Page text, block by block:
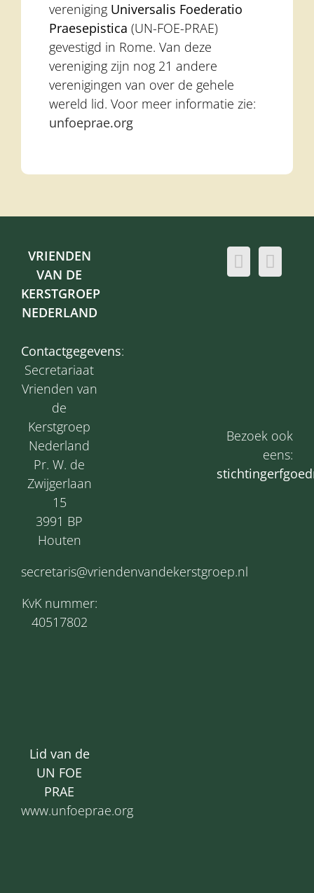
vereniging Universalis Foederatio
Praesepistica (UN-FOE-PRAE)
gevestigd in Rome. Van deze
vereniging zijn nog 21 andere
verenigingen van over de gehele
wereld lid. Voor meer informatie zie:
unfoeprae.org
VRIENDEN
VAN DE
KERSTGROEP
NEDERLAND
Contactgegevens:
Secretariaat
Vrienden van
de
Kerstgroep
Nederland
Pr. W. de
Zwijgerlaan
15
3991 BP
Houten
secretaris@vriendenvandekerstgroep.nl
KvK nummer:
40517802
Lid van de
UN FOE
PRAE
www.unfoeprae.org
Bezoek ook
eens:
s